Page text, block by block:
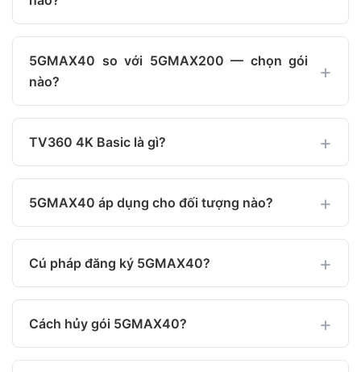
5GMAX40 so với 5GMAX200 — chọn gói
nào?
TV360 4K Basic là gì?
5GMAX40 áp dụng cho đối tượng nào?
Cú pháp đăng ký 5GMAX40?
Cách hủy gói 5GMAX40?